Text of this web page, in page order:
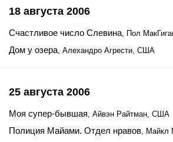
18 августа 2006
Счастливое число Слевина, Пол
Дом у озера, Алехандро Агрести, США
25 августа 2006
Моя супер-бывшая, Айвэн Райтман, США
Полиция Майами. Отдел нравов, Майкл